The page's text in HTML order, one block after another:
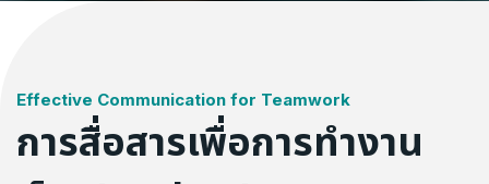
Effective Communication for Teamwork
การสื่อสารเพื่อการทำงาน